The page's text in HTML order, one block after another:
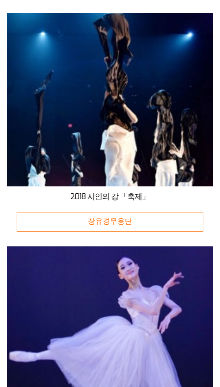
2018 시인의 강 「축제」
장유경무용단